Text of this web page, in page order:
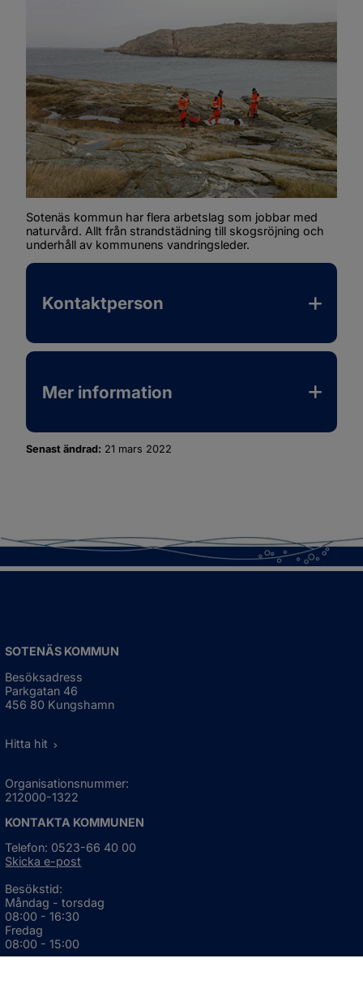
Sotenäs kommun har flera arbetslag som jobbar med
naturvård. Allt från strandstädning till skogsröjning och
underhåll av kommunens vandringsleder.
Kontaktperson
Mer information
Senast ändrad: 21 mars 2022
SOTENÄS KOMMUN
Besöksadress
Parkgatan 46
456 80 Kungshamn
Hitta hit
Organisationsnummer:
212000-1322
KONTAKTA KOMMUNEN
Telefon: 0523-66 40 00
Skicka e-post
Besökstid:
Måndag - torsdag
08:00 - 16:30
Fredag
08:00 - 15:00